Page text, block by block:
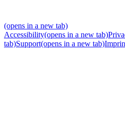
(opens in a new tab)
Accessibility(opens in a new tab)
tab)Support(opens in a new tab)